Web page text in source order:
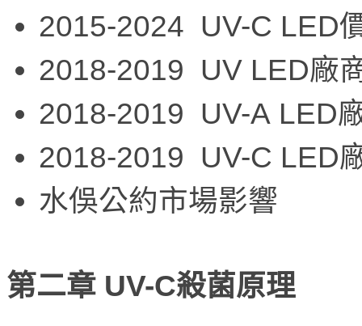
2015-2024 UV-C LED
2018-2019 UV LED廠
2018-2019 UV-A LED
2018-2019 UV-C LED
水俁公約市場影響
第二章 UV-C殺菌原理